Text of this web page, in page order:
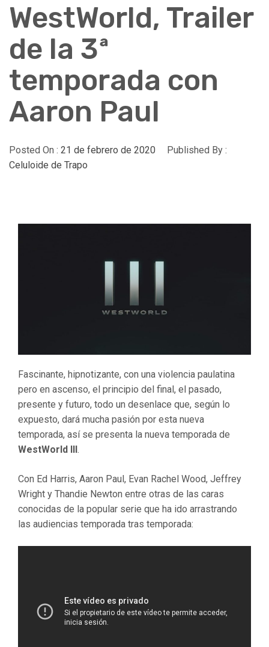
WestWorld, Trailer
de la 3ª
temporada con
Aaron Paul
Posted On : 21 de febrero de 2020
Published By :
Celuloide de Trapo
Fascinante, hipnotizante, con una violencia paulatina
pero en ascenso, el principio del final, el pasado,
presente y futuro, todo un desenlace que, según lo
expuesto, dará mucha pasión por esta nueva
temporada, así se presenta la nueva temporada de
WestWorld III .
Con Ed Harris, Aaron Paul, Evan Rachel Wood, Jeffrey
Wright y Thandie Newton entre otras de las caras
conocidas de la popular serie que ha ido arrastrando
las audiencias temporada tras temporada: